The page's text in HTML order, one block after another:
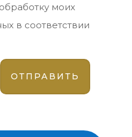
моих
в соответствии